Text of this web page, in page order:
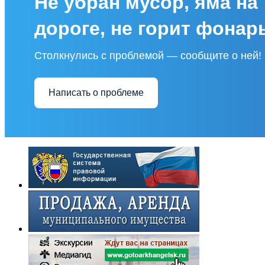
дороге, не горит
Столкнулись с проблемой — сообщите о ней!
Написать о проблеме